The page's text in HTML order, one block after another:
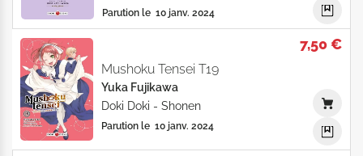
Parution le 10 janv. 2024
7,50 €
Mushoku Tensei T19
Yuka Fujikawa
Doki Doki - Shonen
Parution le 10 janv. 2024